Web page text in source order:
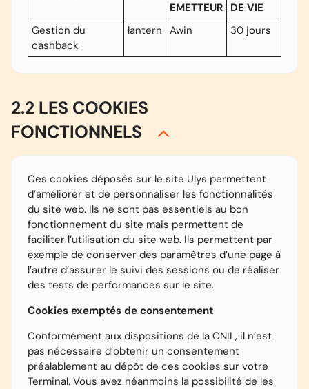
EMETTEUR DE VIE
Gestion du
cashback
lantern Awin 30 jours
2.2 LES COOKIES
FONCTIONNELS
Ces cookies déposés sur le site Ulys permettent
d’améliorer et de personnaliser les fonctionnalités
du site web. Ils ne sont pas essentiels au bon
fonctionnement du site mais permettent de
faciliter l’utilisation du site web. Ils permettent par
exemple de conserver des paramètres d’une page à
l’autre d’assurer le suivi des sessions ou de réaliser
des tests de performances sur le site.
Cookies exemptés de consentement
Conformément aux dispositions de la CNIL, il n’est
pas nécessaire d’obtenir un consentement
préalablement au dépôt de ces cookies sur votre
Terminal. Vous avez néanmoins la possibilité de les